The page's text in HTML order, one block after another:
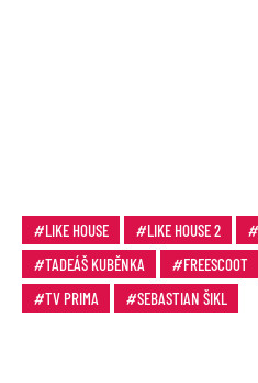
LIKE HOUSE LIKE HOUSE 2
TADEÁŠ KUBĚNKA
FREESCOOT
TV PRIMA
SEBASTIAN ŠIKL